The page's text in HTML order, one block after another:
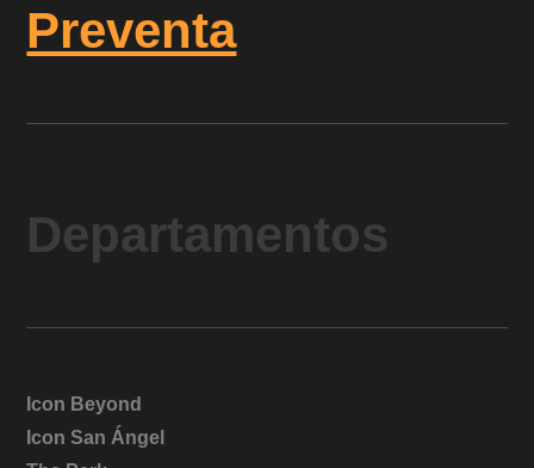
Preventa
Departamentos
Icon Beyond
Icon San Ángel